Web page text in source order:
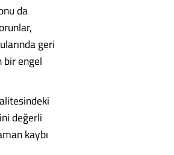
da
geri
engel
değerli
kaybı